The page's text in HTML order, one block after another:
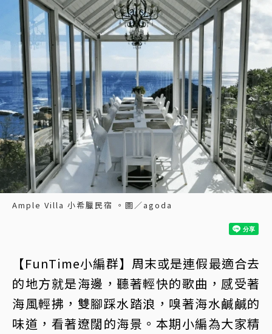
Ample Villa 小希臘民宿 。圖／agoda
【FunTime小編群】周末或是連假最適合去
的地方就是海邊，聽著輕快的歌曲，感受著
海風輕拂，雙腳踩水踏浪，嗅著海水鹹鹹的
味道，看著遼闊的海景。本期小編為大家精